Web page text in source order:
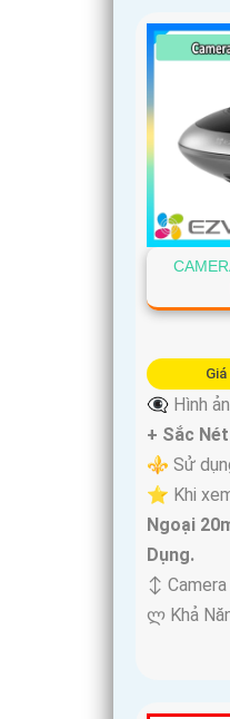
👁️‍🗨 Hình
+ Sắc
⚜️ Sử
⭐ Khi
Ngoại
Dụng.
↕️
️ლ Khả